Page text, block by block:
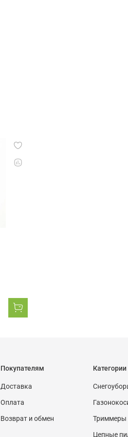
Покупателям
Доставка
Оплата
Возврат и обмен
Категории
Триммеры
Цепные